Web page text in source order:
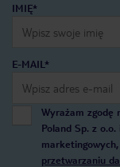
IMIĘ*
E-MAIL*
Wyrażam zgodę
Poland Sp. z
przetwarzaniu